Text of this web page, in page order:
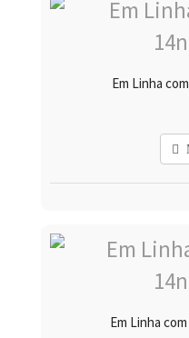
Em Linha
Em Linha